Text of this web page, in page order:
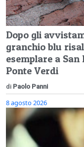
Dopo gli
granchio blu
esemplare a
Ponte Verdi
di Paolo Panni
8 agosto 2026